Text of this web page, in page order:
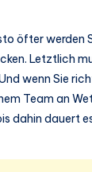
öfter werden
Letztlich
wenn Sie
Team an
dahin dauert